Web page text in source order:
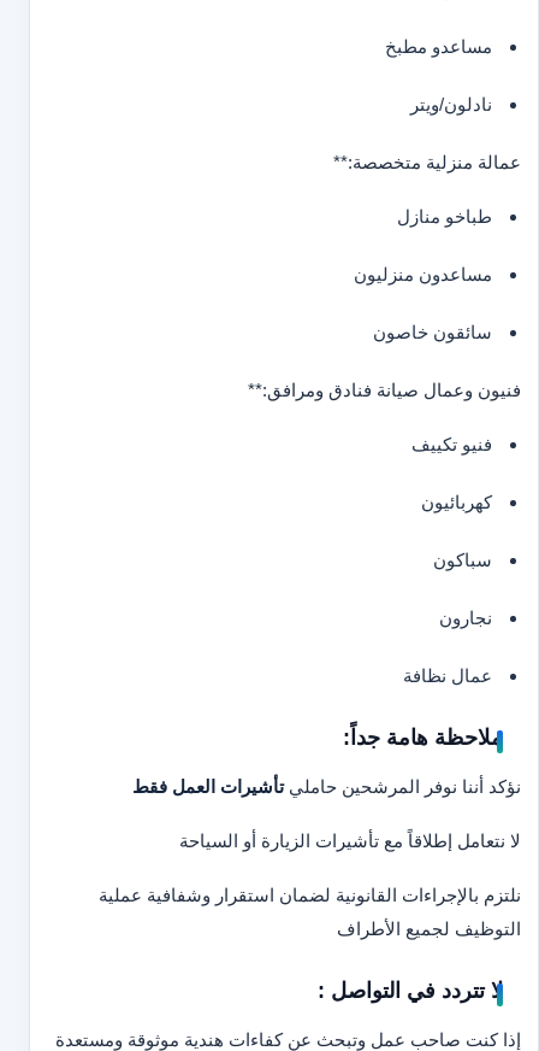
مساعدو مطبخ
نادلون/ويتر
عمالة منزلية متخصصة:**
طباخو منازل
مساعدون منزليون
سائقون خاصون
فنيون وعمال صيانة فنادق ومرافق:**
فنيو تكييف
كهربائيون
سباكون
نجارون
عمال نظافة
ملاحظة هامة جداً:
نؤكد أننا نوفر المرشحين حامليتأشيرات العمل فقط
لا نتعامل إطلاقاً مع تأشيرات الزيارة أو السياحة
نلتزم بالإجراءات القانونية لضمان استقرار وشفافية عملية
التوظيف لجميع الأطراف
لا تتردد في التواصل :
إذا كنت صاحب عمل وتبحث عن كفاءات هندية موثوقة ومستعدة